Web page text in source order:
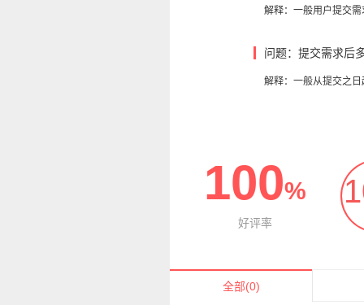
解释：一般用户提交
问题：提交需求后
解释：一般从提交之
100%
好评率
全部(0)